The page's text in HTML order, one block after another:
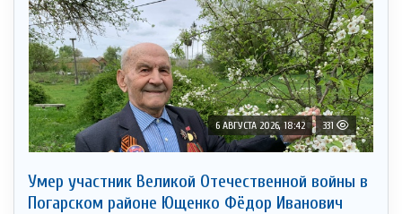
6 АВГУСТА 2026, 18:42 331
Умер участник Великой Отечественной войны в
Погарском районе Ющенко Фёдор Иванович